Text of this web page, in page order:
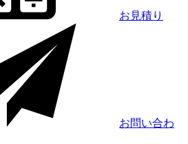
お見積り
お問い合わ